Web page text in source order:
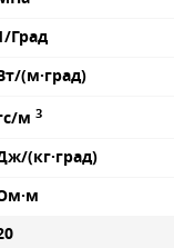
Град
(м·град)
м 3
(кг·град)